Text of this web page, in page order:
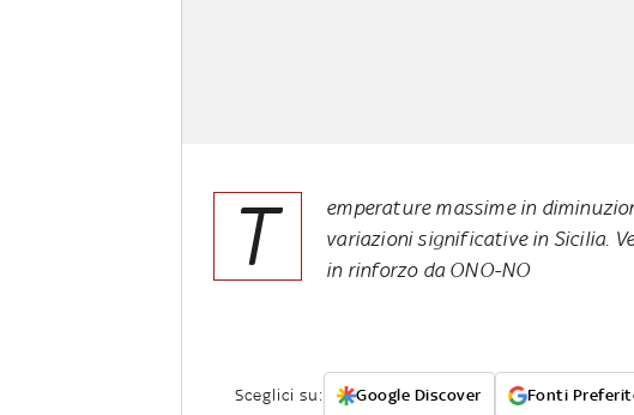
T
emperature massime in
variazioni significative in Sicilia.
in rinforzo da ONO-NO
Sceglici su: Google Discover Fonti